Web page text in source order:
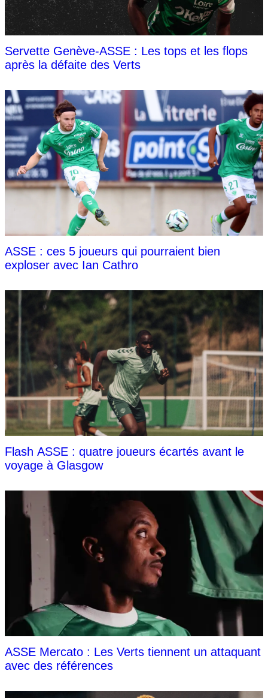
Servette Genève-ASSE : Les tops et les flops
après la défaite des Verts
ASSE : ces 5 joueurs qui pourraient bien
exploser avec Ian Cathro
Flash ASSE : quatre joueurs écartés avant le
voyage à Glasgow
ASSE Mercato : Les Verts tiennent un attaquant
avec des références